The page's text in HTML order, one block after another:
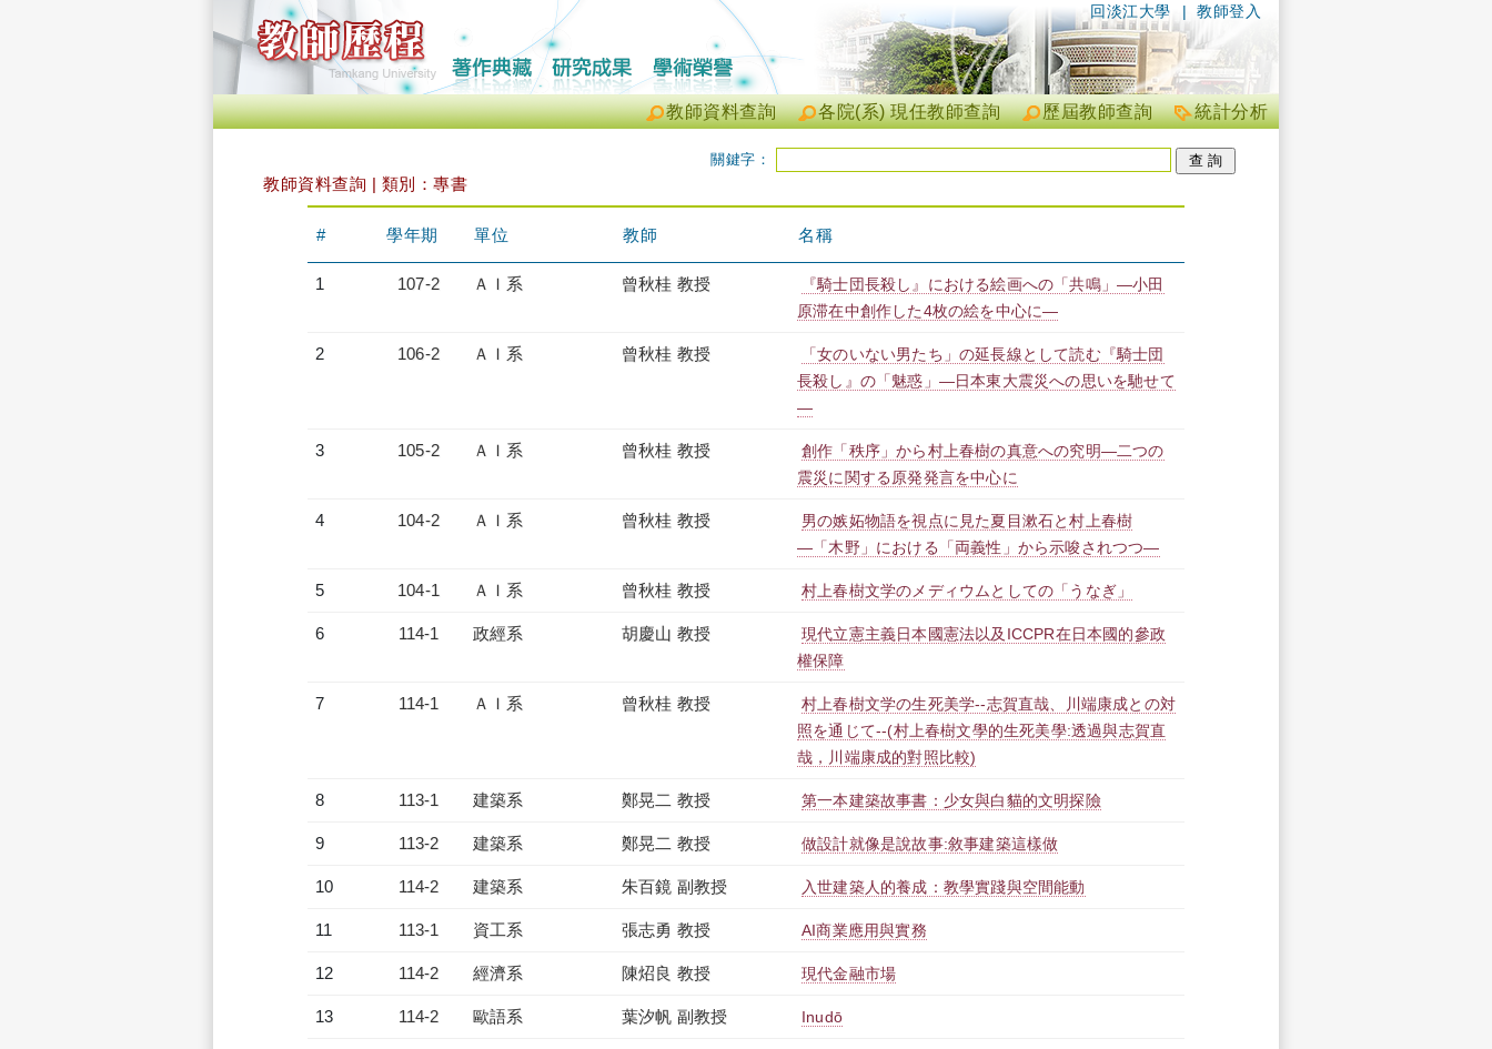
| 教師登入
回淡江大學
統計分析
歷屆教師查詢
各院(系) 現任教師查詢
教師資料查詢
關鍵字：
教師資料查詢 | 類別：專書
# 學年期 單位 教師 名稱
1 107-2 ＡＩ系 曾秋桂 教授
『騎士団長殺し』における絵画への「共鳴」―小田
原滞在中創作した4枚の絵を中心に―
2 106-2 ＡＩ系 曾秋桂 教授
「女のいない男たち」の延長線として読む『騎士団
長殺し』の「魅惑」―日本東大震災への思いを馳せて
―
3 105-2 ＡＩ系 曾秋桂 教授
創作「秩序」から村上春樹の真意への究明―二つの
震災に関する原発発言を中心に
4 104-2 ＡＩ系 曾秋桂 教授
男の嫉妬物語を視点に見た夏目漱石と村上春樹
―「木野」における「両義性」から示唆されつつ―
5 104-1 ＡＩ系 曾秋桂 教授 村上春樹文学のメディウムとしての「うなぎ」
6 114-1 政經系 胡慶山 教授
現代立憲主義日本國憲法以及ICCPR在日本國的參政
權保障
7 114-1 ＡＩ系 曾秋桂 教授
村上春樹文学の生死美学--志賀直哉、川端康成との対
照を通じて--(村上春樹文學的生死美學:透過與志賀直
哉，川端康成的對照比較)
8 113-1 建築系 鄭晃二 教授 第一本建築故事書：少女與白貓的文明探險
9 113-2 建築系 鄭晃二 教授 做設計就像是說故事:敘事建築這樣做
10 114-2 建築系 朱百鏡 副教授 入世建築人的養成：教學實踐與空間能動
11 113-1 資工系 張志勇 教授 AI商業應用與實務
12 114-2 經濟系 陳炤良 教授 現代金融市場
13 114-2 歐語系 葉汐帆 副教授 Inudō